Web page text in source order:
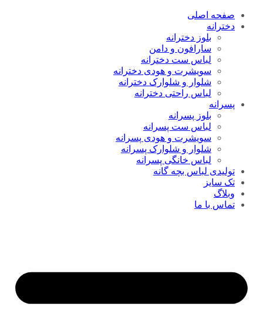
صفحه اصلی
دخترانه
بلوز دخترانه
سارافون و دامن
لباس ست دخترانه
سویشرت و هودی دخترانه
شلوار و شلوارک دخترانه
لباس راحتی دخترانه
پسرانه
بلوز پسرانه
لباس ست پسرانه
سویشرت و هودی پسرانه
شلوار و شلوارک پسرانه
لباس خانگی پسرانه
تولیدی لباس بچه گانه
تک سایز
وبلاگ
تماس با ما